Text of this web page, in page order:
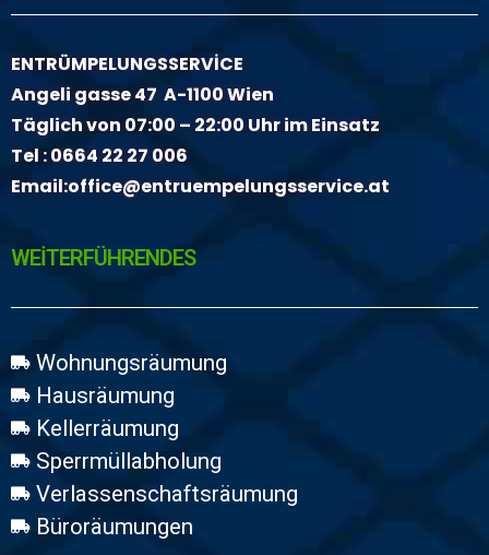
ENTRÜMPELUNGSSERVİCE
Angeli gasse 47 A-1100 Wien
Täglich von 07:00 – 22:00 Uhr im Einsatz
Tel :0664 22 27 006
Email:office@entruempelungsservice.at
WEİTERFÜHRENDES
Wohnungsräumung
Hausräumung
Kellerräumung
Sperrmüllabholung
Verlassenschaftsräumung
Büroräumungen